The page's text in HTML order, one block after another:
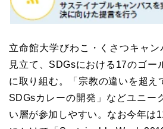
立命館大学びわこ・くさつキャン
見立て、SDGsにおける17のゴー
に取り組む。「宗教の違いを超え
SDGsカレーの開発」などユニー
い層が参加しやすい。なお今年は